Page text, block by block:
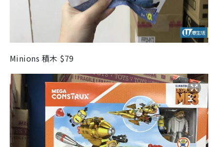
Minions 積木 $79